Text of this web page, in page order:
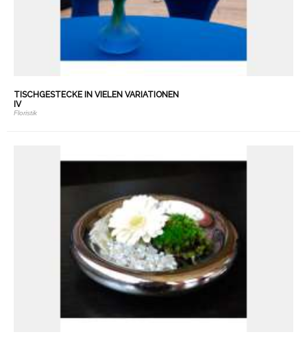
TISCHGESTECKE IN VIELEN VARIATIONEN
IV
Floristik